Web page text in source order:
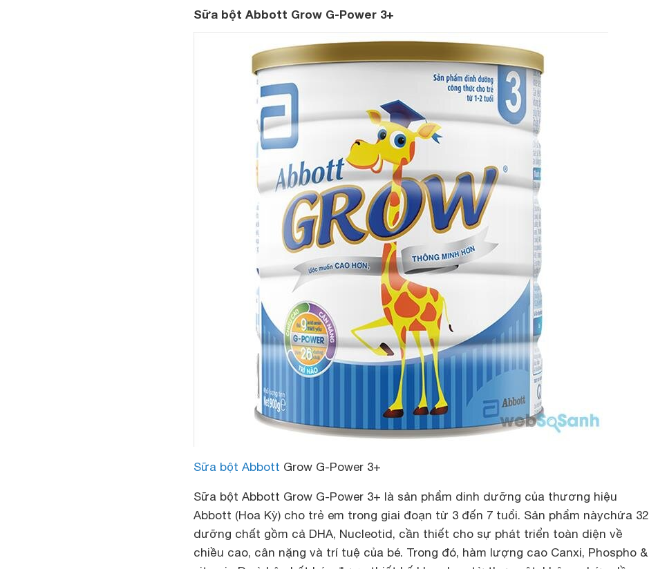
Sữa bột Abbott Grow G-Power 3+
Sữa bột Abbott Grow G-Power 3+
Sữa bột Abbott Grow G-Power 3+ là sản phẩm dinh dưỡng của thương hiệu
Abbott (Hoa Kỳ) cho trẻ em trong giai đoạn từ 3 đến 7 tuổi. Sản phẩm nàychứa 32
dưỡng chất gồm cả DHA, Nucleotid, cần thiết cho sự phát triển toàn diện về
chiều cao, cân nặng và trí tuệ của bé. Trong đó, hàm lượng cao Canxi, Phospho &